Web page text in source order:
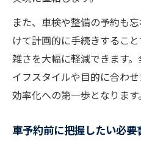
計画的な車予約が
車予約を賢く使
車予約手続きを
快適な手続きのため
ストレスなく車予
オンライン車予約
また、車検や整備の予約も
けて計画的に手続きするこ
雑さを大幅に軽減できます
イフスタイルや目的に合わ
効率化への第一歩となります。
車予約前に把握したい必要